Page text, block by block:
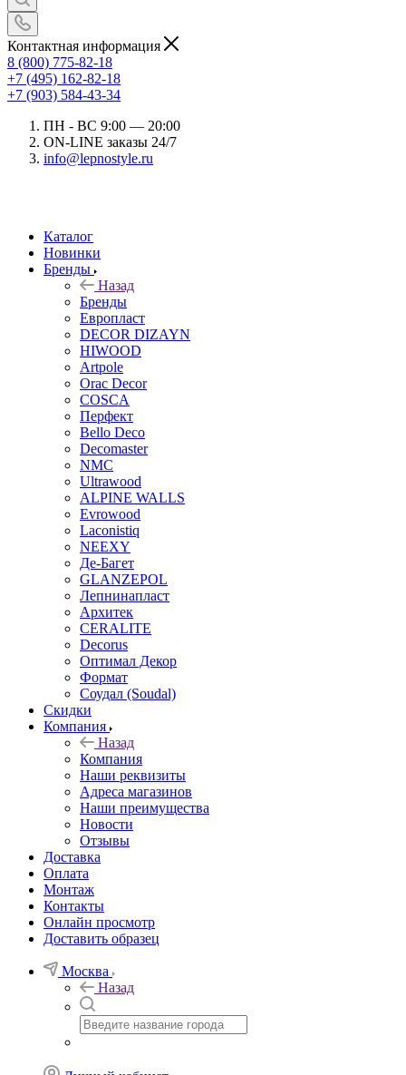
Контактная информация
8 (800) 775-82-18
+7 (495) 162-82-18
+7 (903) 584-43-34
ПН - ВС 9:00 — 20:00
ON-LINE заказы 24/7
info@lepnostyle.ru
Каталог
Новинки
Бренды
Назад
Бренды
Европласт
DECOR DIZAYN
HIWOOD
Artpole
Orac Decor
COSCA
Перфект
Bello Deco
Decomaster
NMС
Ultrawood
ALPINE WALLS
Evrowood
Laconistiq
NEEXY
Де-Багет
GLANZEPOL
Лепнинапласт
Архитек
CERALITE
Decorus
Оптимал Декор
Формат
Соудал (Soudal)
Скидки
Компания
Назад
Компания
Наши реквизиты
Адреса магазинов
Наши преимущества
Новости
Отзывы
Доставка
Оплата
Монтаж
Контакты
Онлайн просмотр
Доставить образец
Москва
Назад